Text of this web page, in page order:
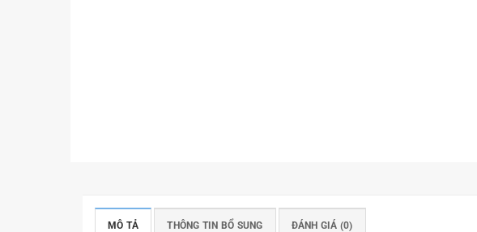
MÔ TẢ THÔNG TIN BỔ SUNG ĐÁNH GIÁ (0)